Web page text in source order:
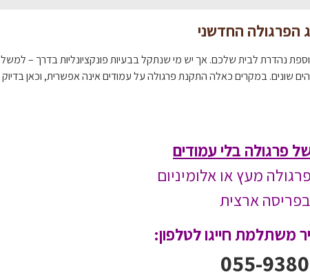
הפרגולה החדשני
נהדרת לבית שלכם. אך יש מי שנתקל בבעיות פונקציונליות בדרך – למשל
שונים. במקרים כאלה התקנת פרגולה על עמודים אינה אפשרית, וכאן בדיוק
פרגולה בלי עמודים
מעץ או אלומיניום
ארצית
משתלמת חייגו לטלפון:
055-